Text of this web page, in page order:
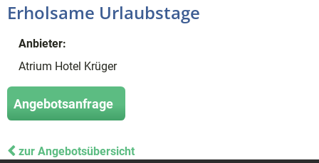
Erholsame Urlaubstage
Anbieter:
Atrium Hotel Krüger
Angebotsanfrage
zur Angebotsübersicht